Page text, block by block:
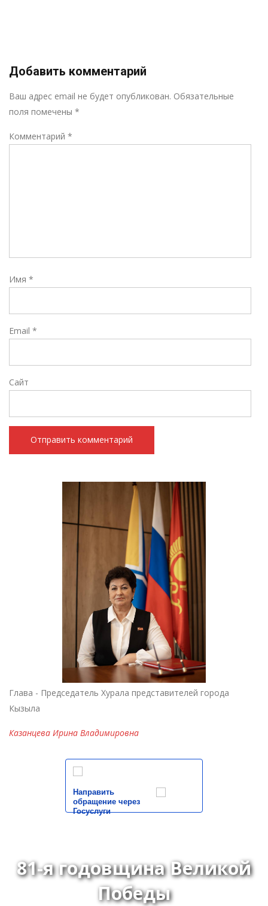
Добавить комментарий
Ваш адрес email не будет опубликован. Обязательные
поля помечены *
Комментарий *
Имя *
Email *
Сайт
Глава - Председатель Хурала представителей города
Кызыла
Казанцева Ирина Владимировна
Направить
обращение через
Госуслуги
81-я годовщина Великой
Победы